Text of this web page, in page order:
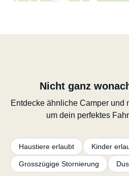
Nicht ganz
Entdecke ähnliche Camper und
um dein perfektes
Haustiere erlaubt Kinder
Grosszügige Stornierung